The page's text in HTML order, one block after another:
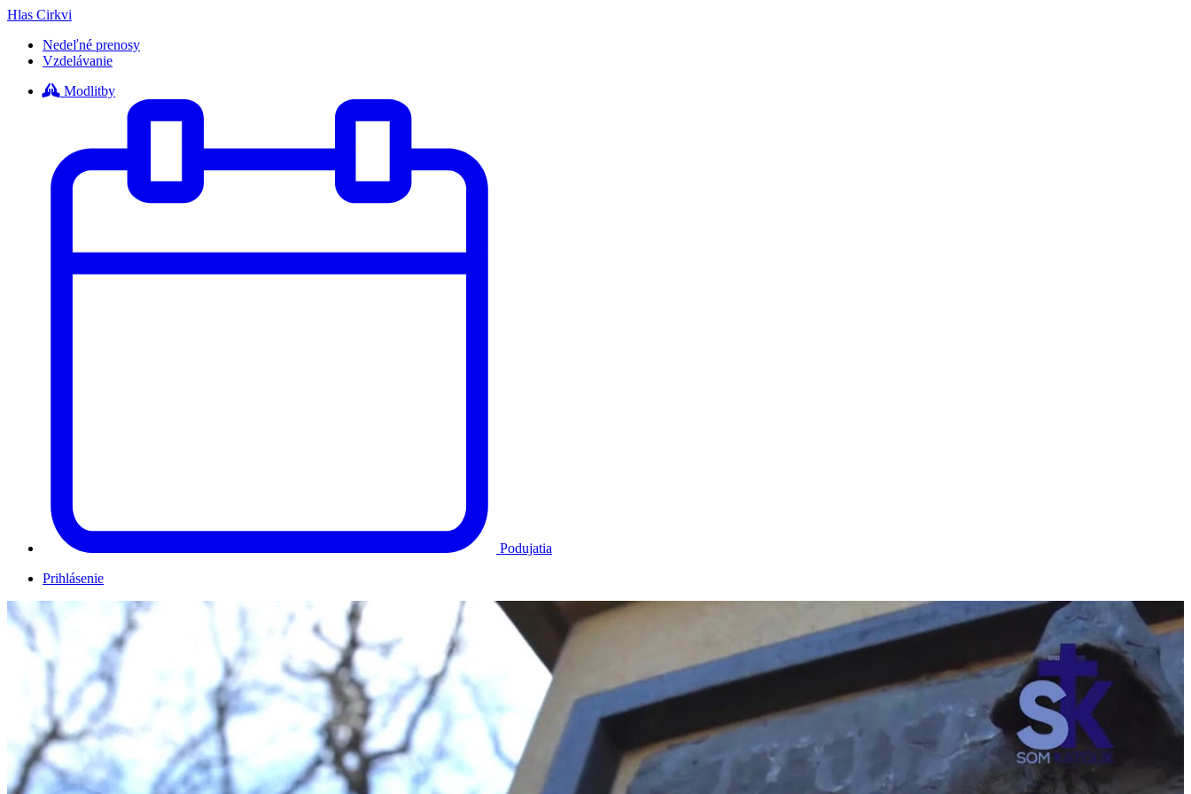
Hlas Cirkvi
Nedeľné prenosy
Vzdelávanie
Modlitby
Podujatia
Prihlásenie